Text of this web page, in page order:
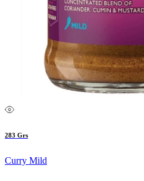
283 Grs
Curry Mild